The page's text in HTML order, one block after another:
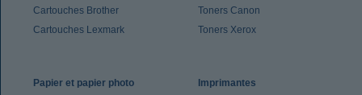
Cartouches Brother
Cartouches Lexmark
Toners Canon
Toners Xerox
Papier et papier photo Imprimantes